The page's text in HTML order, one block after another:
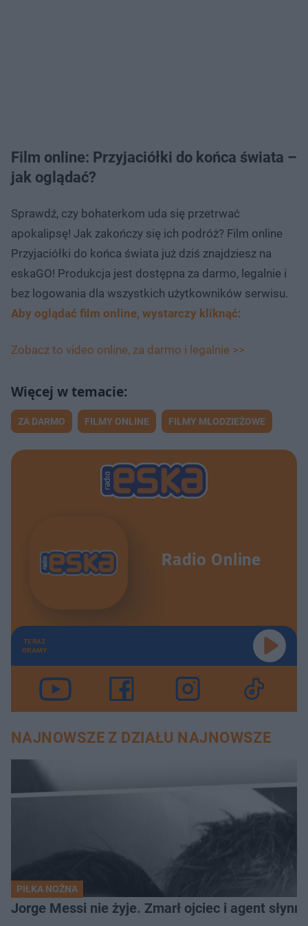
Film online: Przyjaciółki do końca świata –
jak oglądać?
Sprawdź, czy bohaterkom uda się przetrwać
apokalipsę! Jak zakończy się ich podróż? Film online
Przyjaciółki do końca świata już dziś znajdziesz na
eskaGO! Produkcja jest dostępna za darmo, legalnie i
bez logowania dla wszystkich użytkowników serwisu.
Aby oglądać film online, wystarczy kliknąć:
Zobacz to video online, za darmo i legalnie >>
ZA DARMO FILMY ONLINE FILMY MŁODZIEŻOWE
Radio Online
TERAZ
GRAMY
NAJNOWSZE Z DZIAŁU NAJNOWSZE
PIŁKA NOŻNA
Jorge Messi nie żyje. Zmarł ojciec i agent